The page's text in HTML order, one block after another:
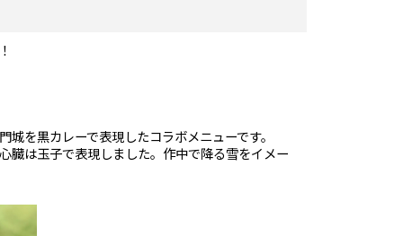
を黒カレーで表現したコラボメニューです。
臓は玉子で表現しました。作中で降る雪をイメー